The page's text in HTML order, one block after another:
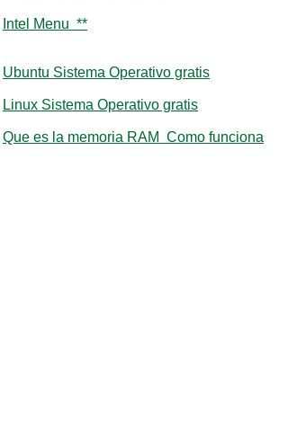
Intel Menu **
Ubuntu Sistema Operativo gratis
Linux Sistema Operativo gratis
Que es la memoria RAM Como funciona